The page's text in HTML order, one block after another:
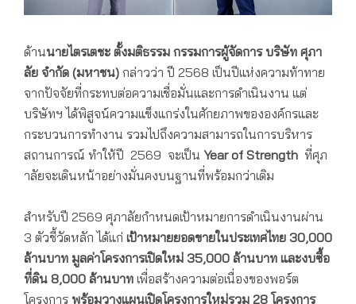
ด้านนายไตรเตชะ ตั้งมติธรรม กรรมการผู้จัดการ บริษัท ศุภา
ลัย จำกัด (มหาชน) กล่าวว่า ปี 2568 เป็นปีแห่งความท้าทาย
จากปัจจัยที่กระทบต่อความเชื่อมั่นและการดำเนินงาน แต่
บริษัทฯ ได้พิสูจน์ความแข็งแกร่งในศักยภาพขององค์กรและ
กระบวนการทำงาน รวมไปถึงความสามารถในการบริหาร
สถานการณ์ ทำให้ปี 2569 จะเป็น Year of Strength ที่ศุภ
าลัยจะเดินหน้าอย่างมั่นคงบนฐานที่พร้อมกว่าเดิม
สำหรับปี 2569 ศุภาลัยกำหนดเป้าหมายการดำเนินงานผ่าน
3 ตัวชี้วัดหลัก ได้แก่ เป้าหมายยอดขายในประเทศไทย 30,000
ล้านบาท มูลค่าโครงการเปิดใหม่ 35,000 ล้านบาท และงบซื้อ
ที่ดิน 8,000 ล้านบาท เพื่อสร้างความต่อเนื่องของพอร์ต
โครงการ พร้อมวางแผนเปิดโครงการใหม่รวม 28 โครงการ